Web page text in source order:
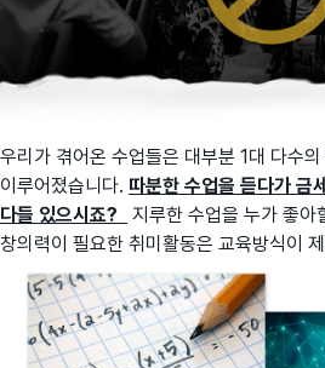
우리가 겪어온 수업들은 대부분 1대 다수
이루어졌습니다. 따분한 수업을 듣다가 금
다들 있으시죠?
지루한 수업을 누가 좋아
창의력이 필요한 취미활동은 교육방식이